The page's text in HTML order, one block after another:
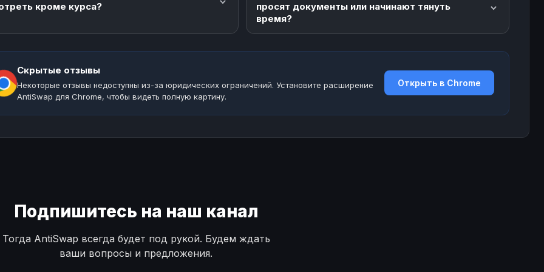
кроме курса?
просят документы или начинают тянуть
время?
Скрытые отзывы
Некоторые отзывы недоступны из-за юридических ограничений. Установите расширение
AntiSwap для Chrome, чтобы видеть полную картину.
Открыть в Chrome
Подпишитесь на наш канал
Тогда AntiSwap всегда будет под рукой. Будем ждать
ваши вопросы и предложения.